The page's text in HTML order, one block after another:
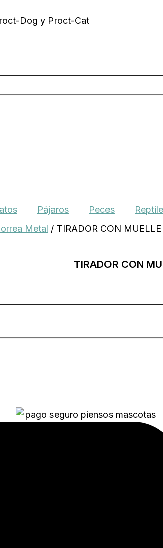
Dog y Proct-Cat
Pájaros Peces
Metal / TIRADOR CON
TIRADOR CON